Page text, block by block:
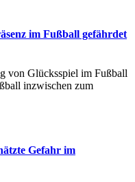
im Fußball gefährdet
von Glücksspiel im Fußball
inzwischen zum
Gefahr im